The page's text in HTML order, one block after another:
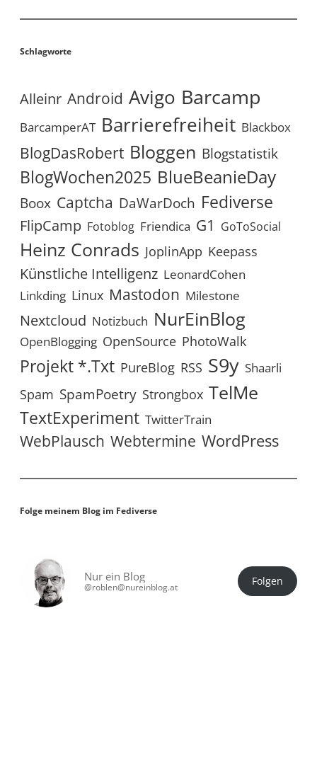
Schlagworte
Alleinr Android Avigo Barcamp
BarcamperAT Barrierefreiheit Blackbox
BlogDasRobert Bloggen Blogstatistik
BlogWochen2025 BlueBeanieDay
Boox Captcha DaWarDoch Fediverse
FlipCamp Fotoblog Friendica G1 GoToSocial
Heinz Conrads JoplinApp Keepass
Künstliche Intelligenz LeonardCohen
Linkding Linux Mastodon Milestone
Nextcloud Notizbuch NurEinBlog
OpenBlogging OpenSource PhotoWalk
Projekt *.txt PureBlog RSS S9y Shaarli
Spam SpamPoetry Strongbox TelMe
TextExperiment TwitterTrain
WebPlausch Webtermine WordPress
Folge meinem Blog im Fediverse
Nur ein Blog
@roblen@nureinblog.at Folgen